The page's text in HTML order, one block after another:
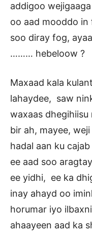
addigoo
oo aad mooddo in
soo diray fog,
……… hebeloow ?
Maxaad kala
lahaydee, saw
waxaas dhegihiisu
bir ah, mayee,
hadal aan ku
ee aad soo
ee yidhi, ee ka
inay ahayd oo
horumar iyo
ahaayeen aad ka